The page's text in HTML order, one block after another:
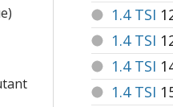
1.4 TSI
1.4 TSI
1.4 TSI
1.4 TSI